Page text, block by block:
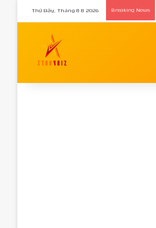
Thứ Bảy, Tháng 8 8 2026 Breaking News